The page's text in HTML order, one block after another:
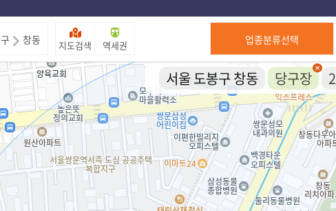
창동 지도검색 역세권 업종분류선택
서울 도봉구 창동 당구장 2
제주도